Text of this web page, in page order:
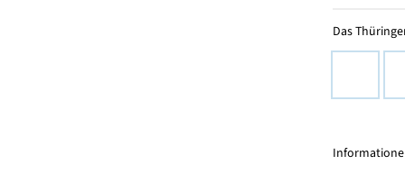
Das